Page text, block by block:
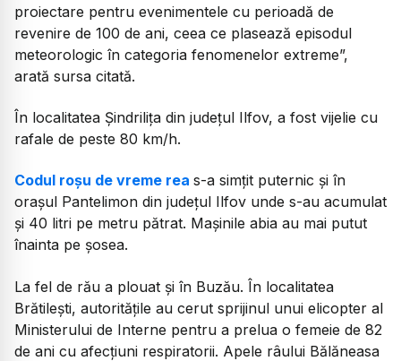
proiectare pentru evenimentele cu perioadă de
revenire de 100 de ani, ceea ce plasează episodul
meteorologic în categoria fenomenelor extreme”,
arată sursa citată.
În localitatea Șindrilița din județul Ilfov, a fost vijelie cu
rafale de peste 80 km/h.
Codul roșu de vreme rea s-a simțit puternic și în
orașul Pantelimon din județul Ilfov unde s-au acumulat
și 40 litri pe metru pătrat. Mașinile abia au mai putut
înainta pe șosea.
La fel de rău a plouat și în Buzău. În localitatea
Brătilești, autoritățile au cerut sprijinul unui elicopter al
Ministerului de Interne pentru a prelua o femeie de 82
de ani cu afecțiuni respiratorii. Apele râului Bălăneasa